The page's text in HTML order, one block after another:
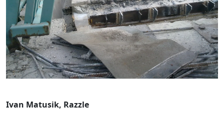
Ivan Matusik, Razzle